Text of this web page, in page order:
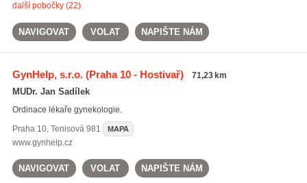
další pobočky (22)
NAVIGOVAT VOLAT NAPIŠTE NÁM
GynHelp, s.r.o.(Praha 10 - Hostivař) 71,23 km
MUDr. Jan Sadílek
Ordinace lékaře gynekologie.
Praha 10, Tenisová 981 MAPA
www.gynhelp.cz
NAVIGOVAT VOLAT NAPIŠTE NÁM